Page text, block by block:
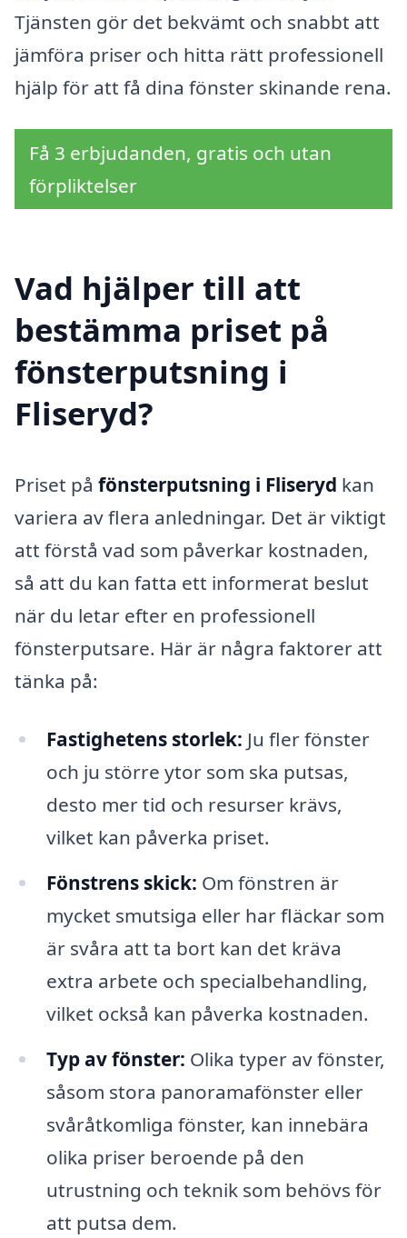
Tjänsten gör det bekvämt och snabbt att
jämföra priser och hitta rätt professionell
hjälp för att få dina fönster skinande rena.
Få 3 erbjudanden, gratis och utan
förpliktelser
Vad hjälper till att
bestämma priset på
fönsterputsning i
Fliseryd?
Priset på fönsterputsning i Fliseryd kan
variera av flera anledningar. Det är viktigt
att förstå vad som påverkar kostnaden,
så att du kan fatta ett informerat beslut
när du letar efter en professionell
fönsterputsare. Här är några faktorer att
tänka på:
Fastighetens storlek: Ju fler fönster
och ju större ytor som ska putsas,
desto mer tid och resurser krävs,
vilket kan påverka priset.
Fönstrens skick: Om fönstren är
mycket smutsiga eller har fläckar som
är svåra att ta bort kan det kräva
extra arbete och specialbehandling,
vilket också kan påverka kostnaden.
Typ av fönster: Olika typer av fönster,
såsom stora panoramafönster eller
svåråtkomliga fönster, kan innebära
olika priser beroende på den
utrustning och teknik som behövs för
att putsa dem.